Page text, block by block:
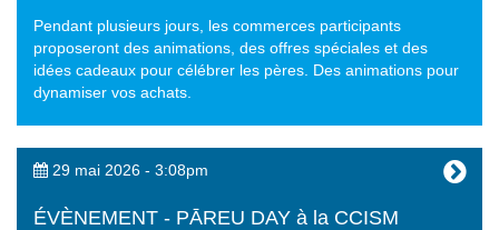
Pendant plusieurs jours, les commerces participants
proposeront des animations, des offres spéciales et des
idées cadeaux pour célébrer les pères. Des animations pour
dynamiser vos achats.
29 mai 2026 - 3:08pm
ÉVÈNEMENT - PĀREU DAY à la CCISM